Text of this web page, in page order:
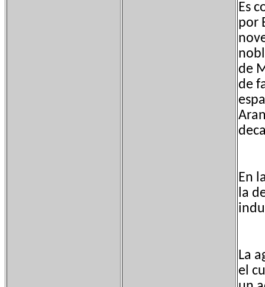
Es
por
de
de
En
la
La
el